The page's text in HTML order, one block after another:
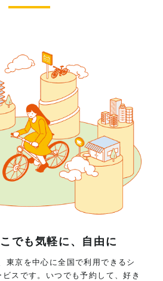
でも気軽に、自由に
東京を中心に全国で利用できるシ
スです。いつでも予約して、好き